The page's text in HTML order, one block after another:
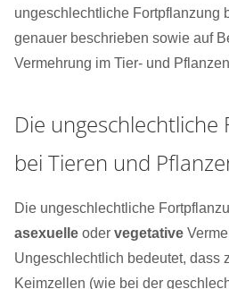
ungeschlechtliche Fortpflanzung
genauer beschrieben sowie auf
Vermehrung im Tier- und
Die
bei Tieren und
Die ungeschlechtliche
asexuelle oder vegetative
Ungeschlechtlich bedeutet, dass
Keimzellen (wie bei der